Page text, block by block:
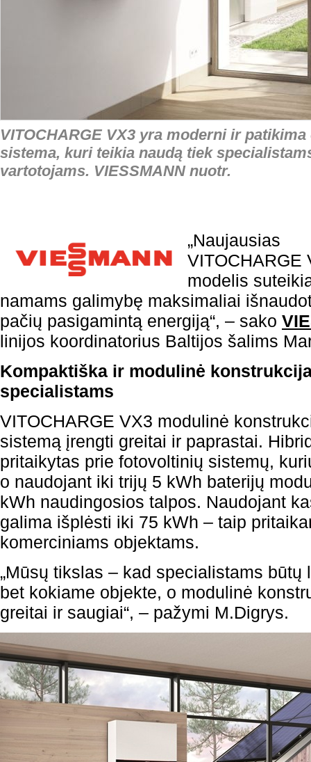
VITOCHARGE VX3 yra moderni ir
sistema, kuri teikia naudą tiek
vartotojams. VIESSMANN nuotr.
„Naujausias
VITOCHARGE
modelis
namams galimybę maksimaliai
pačių pasigamintą energiją“, – sako
linijos koordinatorius Baltijos šalims
Kompaktiška ir modulinė
specialistams
VITOCHARGE VX3 modulinė
sistemą įrengti greitai ir paprastai.
pritaikytas prie fotovoltinių sistemų,
o naudojant iki trijų 5 kWh baterijų
kWh naudingosios talpos. Naudojant
galima išplėsti iki 75 kWh – taip
komerciniams objektams.
„Mūsų tikslas – kad specialistams
bet kokiame objekte, o modulinė
greitai ir saugiai“, – pažymi M.Digrys.